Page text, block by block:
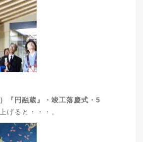
『円融蔵』・竣工落慶式・5
げると・・・。